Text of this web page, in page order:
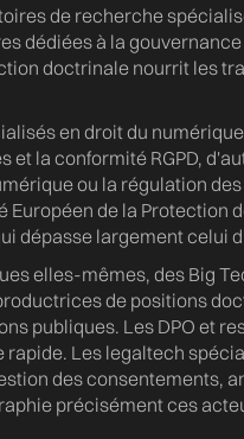
de recherche
dédiées à la
doctrinale nourrit les
en droit du
et la conformité RGPD,
ou la régulation
Européen de la Protection
dépasse largement celui
elles-mêmes, des Big
de positions
publiques. Les DPO et
Les legaltech
des consentements,
précisément ces